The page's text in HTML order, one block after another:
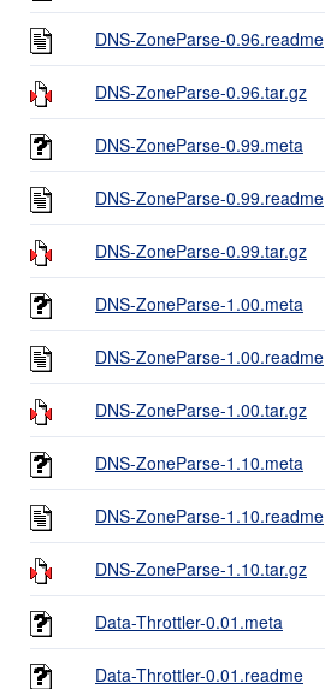
DNS-ZoneParse-0.96.readme
DNS-ZoneParse-0.96.tar.gz
DNS-ZoneParse-0.99.meta
DNS-ZoneParse-0.99.readme
DNS-ZoneParse-0.99.tar.gz
DNS-ZoneParse-1.00.meta
DNS-ZoneParse-1.00.readme
DNS-ZoneParse-1.00.tar.gz
DNS-ZoneParse-1.10.meta
DNS-ZoneParse-1.10.readme
DNS-ZoneParse-1.10.tar.gz
Data-Throttler-0.01.meta
Data-Throttler-0.01.readme